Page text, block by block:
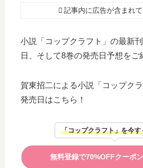
記事内に広告が含まれて
小説「コップクラフト」の最新
日、そして8巻の発売日予想をご
賀東招二による小説「コップク
発売日はこちら！
「コップクラフト」を今す
無料登録で70%OFFクーポ